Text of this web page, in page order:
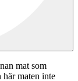
mat som
maten inte